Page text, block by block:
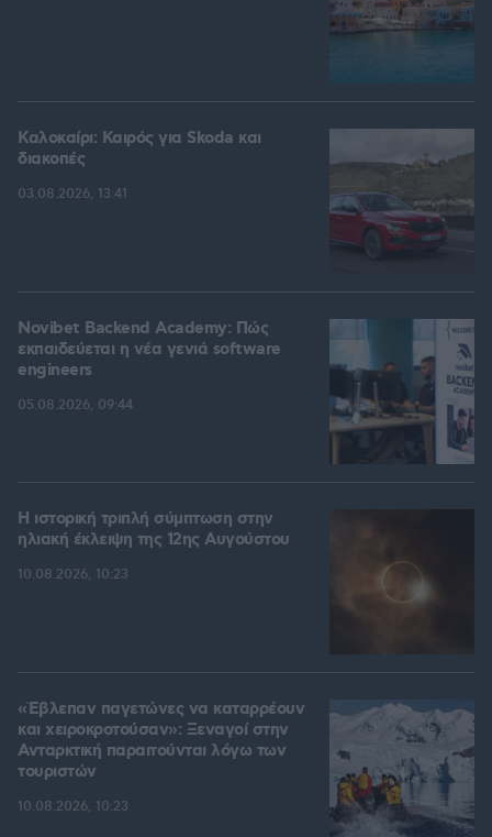
Καλοκαίρι: Καιρός για Skoda και
διακοπές
03.08.2026, 13:41
Novibet Backend Academy: Πώς
εκπαιδεύεται η νέα γενιά software
engineers
05.08.2026, 09:44
Η ιστορική τριπλή σύμπτωση στην
ηλιακή έκλειψη της 12ης Αυγούστου
10.08.2026, 10:23
«Έβλεπαν παγετώνες να καταρρέουν
και χειροκροτούσαν»: Ξεναγοί στην
Ανταρκτική παραιτούνται λόγω των
τουριστών
10.08.2026, 10:23